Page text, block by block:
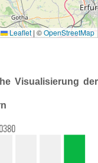
Visualisierung der